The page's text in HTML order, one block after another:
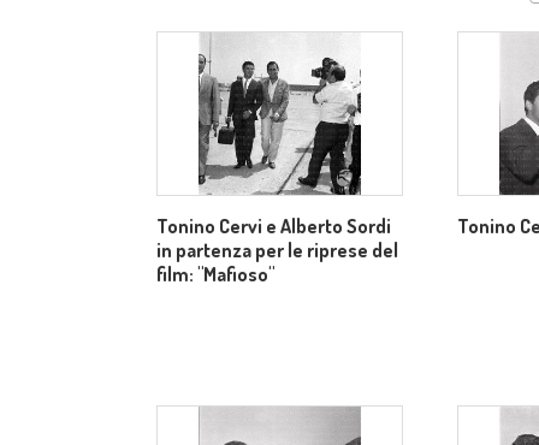
Tonino Cervi e Alberto Sordi
in partenza per le riprese del
film: "Mafioso"
Tonino